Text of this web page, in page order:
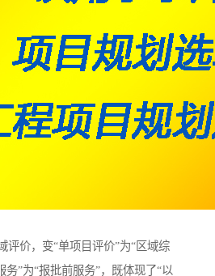
评价，变“单项目评价”为“区域综
务”为“报批前服务”，既体现了“以